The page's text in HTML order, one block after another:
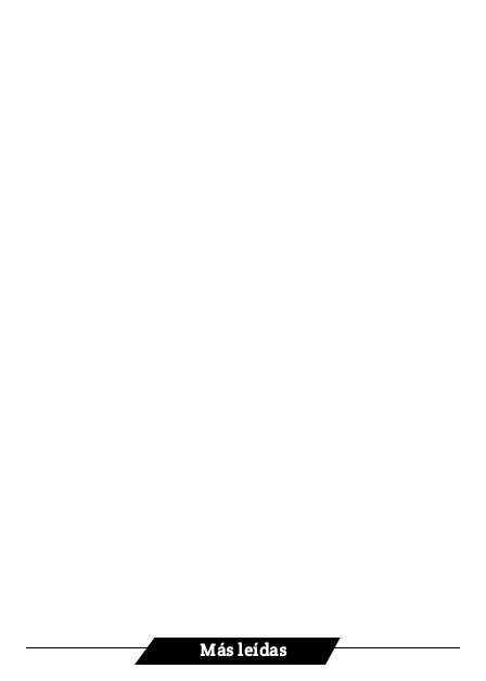
Más leídas